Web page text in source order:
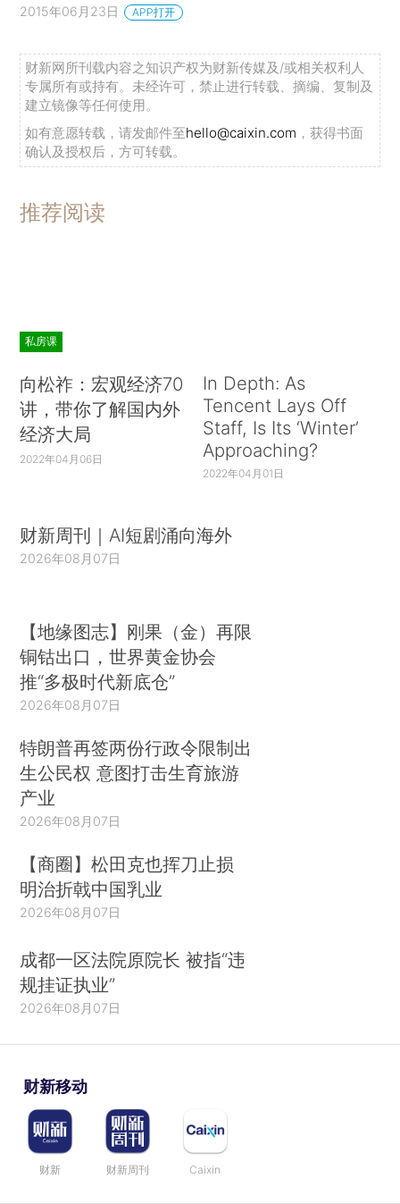
2015年06月23日 APP打开
财新网所刊载内容之知识产权为财新传媒及/或相关权利人
专属所有或持有。未经许可，禁止进行转载、摘编、复制及
建立镜像等任何使用。
如有意愿转载，请发邮件至hello@caixin.com ，获得书面
确认及授权后，方可转载。
推荐阅读
私房课
向松祚：宏观经济70
讲，带你了解国内外
经济大局
2022年04月06日
In Depth: As
Tencent Lays Off
Staff, Is Its ‘Winter’
Approaching?
2022年04月01日
财新周刊｜AI短剧涌向海外
2026年08月07日
【地缘图志】刚果（金）再限
铜钴出口，世界黄金协会
推“多极时代新底仓”
2026年08月07日
特朗普再签两份行政令限制出
生公民权 意图打击生育旅游
产业
2026年08月07日
【商圈】松田克也挥刀止损
明治折戟中国乳业
2026年08月07日
成都一区法院原院长 被指“违
规挂证执业”
2026年08月07日
财新移动
财新 财新周刊 Caixin